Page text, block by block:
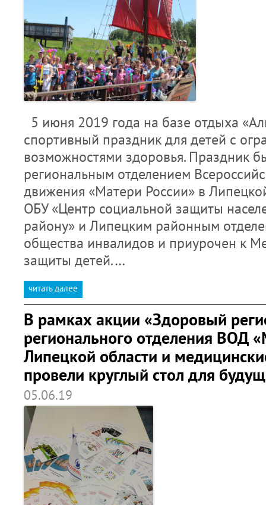
5 июня 2019 года на базе отдыха
спортивный праздник для детей с
возможностями здоровья. Праздник
региональным отделением
движения «Матери России» в
ОБУ «Центр социальной защиты
району» и Липецким районным
общества инвалидов и приурочен к
защиты детей.…
читать далее
В рамках акции «Здоровый
регионального отделения ВОД
Липецкой области и
провели круглый стол для
05.06.19